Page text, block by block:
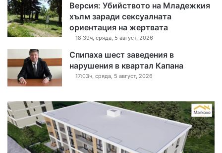
Версия: Убийството на Младежкия
хълм заради сексуалната
ориентация на жертвата
18:39ч, сряда, 5 август, 2026
Спипаха шест заведения в
нарушения в квартал Капана
17:03ч, сряда, 5 август, 2026